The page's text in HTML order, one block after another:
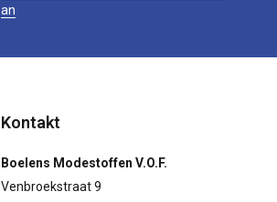
an
Kontakt
Boelens Modestoffen V.O.F.
Venbroekstraat 9